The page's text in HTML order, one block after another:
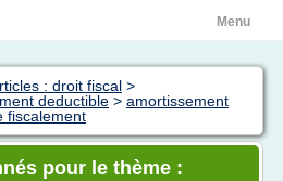
Menu
: droit fiscal >
deductible > amortissement
fiscalement
pour le thème :